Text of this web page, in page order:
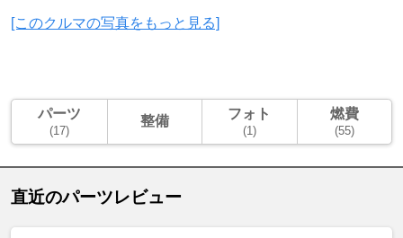
[このクルマの写真をもっと見る]
パーツ
(17)
整備 フォト
(1)
燃費
(55)
直近のパーツレビュー